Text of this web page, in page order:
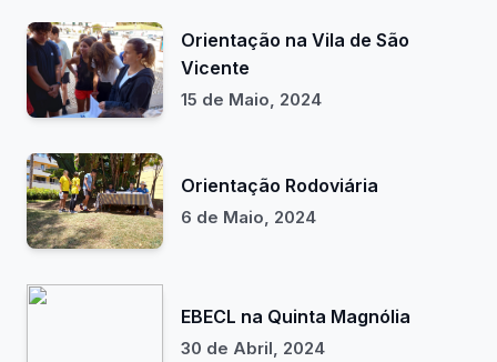
Orientação na Vila de São
Vicente
15 de Maio, 2024
Orientação Rodoviária
6 de Maio, 2024
EBECL na Quinta Magnólia
30 de Abril, 2024